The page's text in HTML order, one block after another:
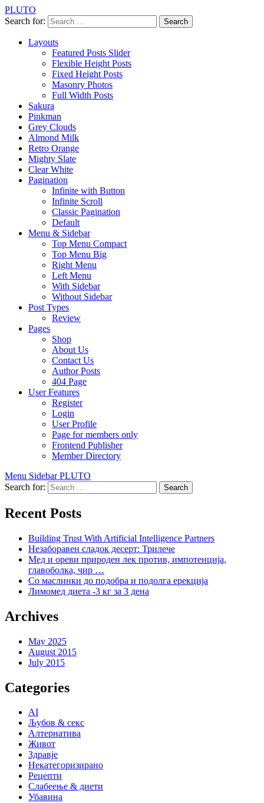
PLUTO
Search for:
Layouts
Featured Posts Slider
Flexible Height Posts
Fixed Height Posts
Masonry Photos
Full Width Posts
Sakura
Pinkman
Grey Clouds
Almond Milk
Retro Orange
Mighty Slate
Clear White
Pagination
Infinite with Button
Infinite Scroll
Classic Pagination
Default
Menu & Sidebar
Top Menu Compact
Top Menu Big
Right Menu
Left Menu
With Sidebar
Without Sidebar
Post Types
Review
Pages
Shop
About Us
Contact Us
Author Posts
404 Page
User Features
Register
Login
User Profile
Page for members only
Frontend Publisher
Member Directory
Menu Sidebar PLUTO
Search for:
Recent Posts
Building Trust With Artificial Intelligence Partners
Незаборавен сладок десерт: Трилече
Мед и ореви природен лек против, импотенција,
главоболка, чир …
Со маслинки до подобра и подолга ерекција
Лимомед диета -3 кг за 3 дена
Archives
May 2025
August 2015
July 2015
Categories
AI
Љубов & секс
Алтернатива
Живот
Здравје
Некатегоризирано
Рецепти
Слабеење & диети
Убавина